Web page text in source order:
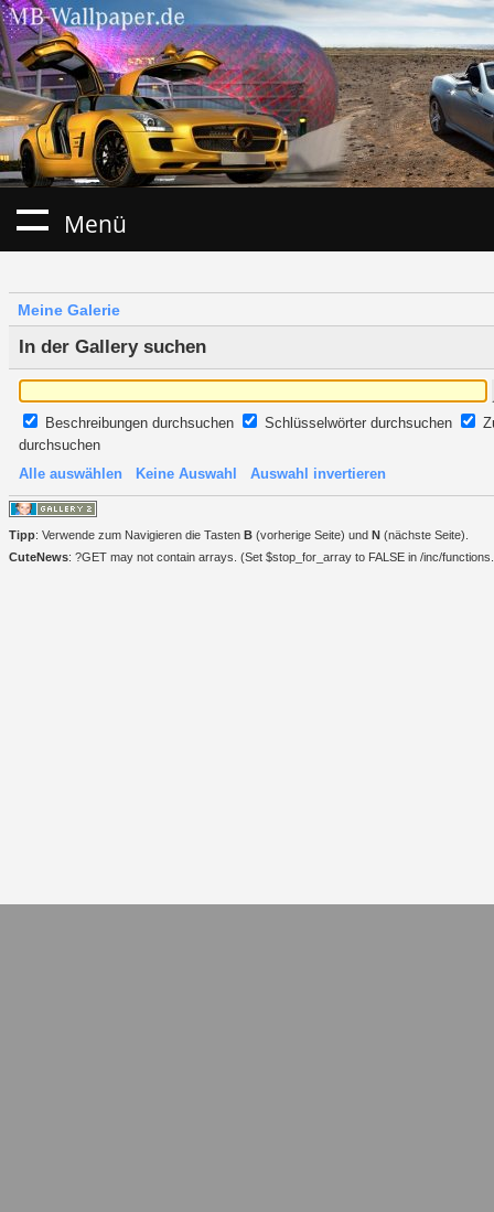
Menü
Meine Galerie
In der Gallery suchen
Beschreibungen durchsuchen Schlüsselwörter durchsuchen
durchsuchen
Alle auswählen
Keine Auswahl Auswahl invertieren
Tipp: Verwende zum Navigieren die Tasten B (vorherige Seite) und N (nächste Seite).
CuteNews: ?GET may not contain arrays. (Set $stop_for_array to FALSE in /inc/